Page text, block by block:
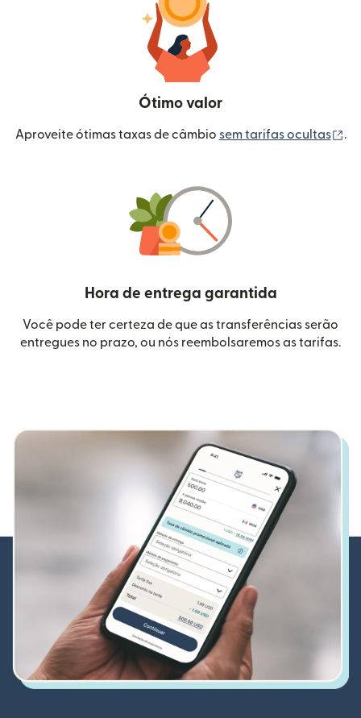
Ótimo valor
Aproveite ótimas taxas de câmbio sem tarifas ocultas .
Hora de entrega garantida
Você pode ter certeza de que as transferências serão
entregues no prazo, ou nós reembolsaremos as tarifas.